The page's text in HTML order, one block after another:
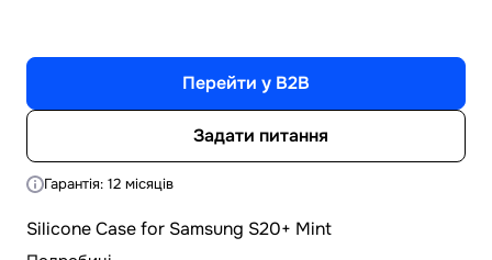
Перейти у B2B
Задати питання
Гарантія: 12 місяців
Silicone Case for Samsung S20+ Mint